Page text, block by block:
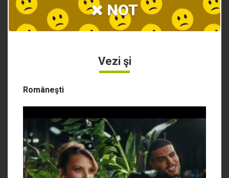
NOT
Vezi şi
Româneşti